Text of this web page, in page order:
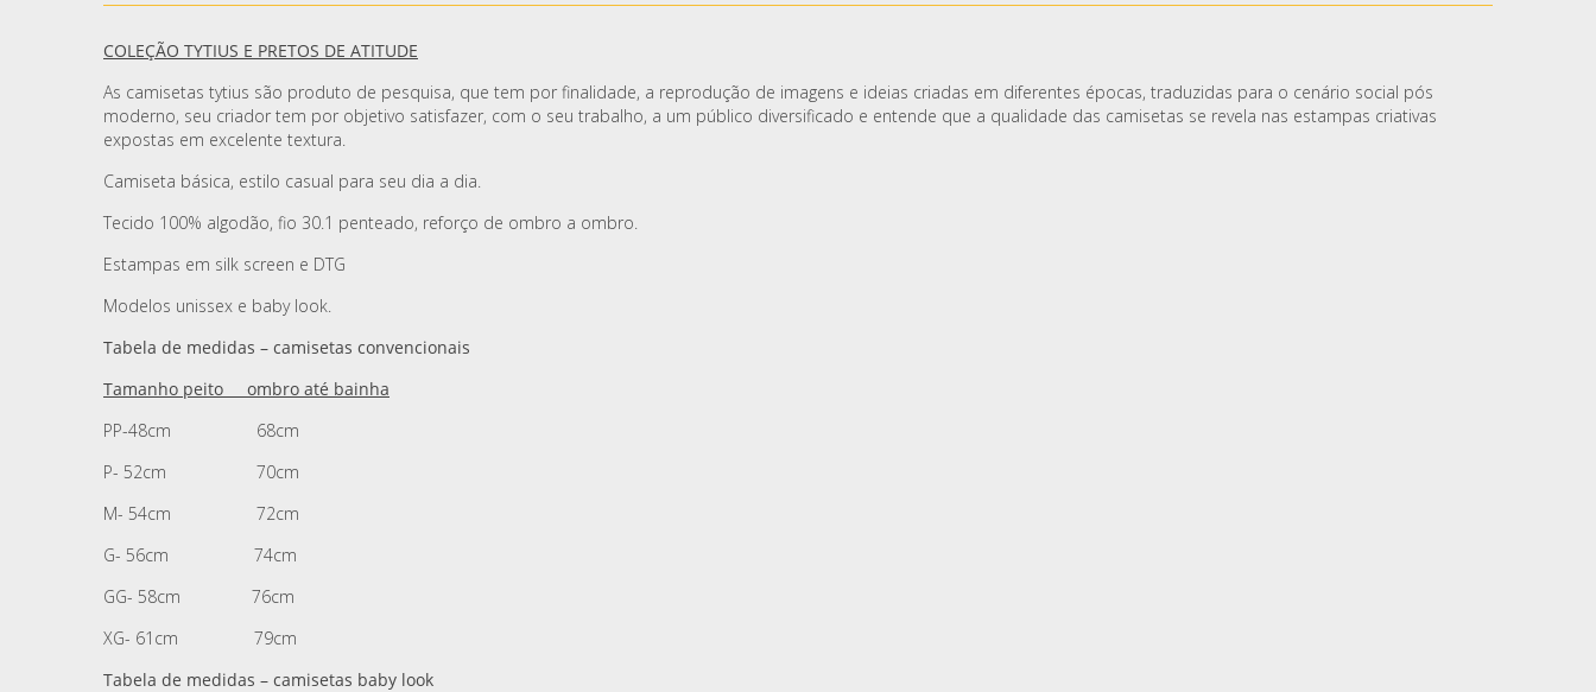
COLEÇÃO TYTIUS E PRETOS DE ATITUDE
As camisetas tytius são produto de pesquisa, que tem por finalidade, a reprodução de imagens e ideias criadas em diferentes épocas, traduzidas para o cenário social pós
moderno, seu criador tem por objetivo satisfazer, com o seu trabalho, a um público diversificado e entende que a qualidade das camisetas se revela nas estampas criativas
expostas em excelente textura.
Camiseta básica, estilo casual para seu dia a dia.
Tecido 100% algodão, fio 30.1 penteado, reforço de ombro a ombro.
Estampas em silk screen e DTG
Modelos unissex e baby look.
Tabela de medidas – camisetas convencionais
Tamanho peito ombro até bainha
PP-48cm 68cm
P- 52cm 70cm
M- 54cm 72cm
G- 56cm 74cm
GG- 58cm 76cm
XG- 61cm 79cm
Tabela de medidas – camisetas baby look